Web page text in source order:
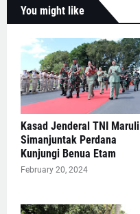
You might like
Kasad Jenderal TNI Maruli
Simanjuntak Perdana
Kunjungi Benua Etam
February 20, 2024